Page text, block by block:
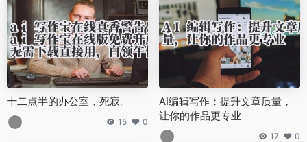
十二点半的办公室，死寂。
15 0
AI编辑写作：提升文章质量，
让你的作品更专业
17 0